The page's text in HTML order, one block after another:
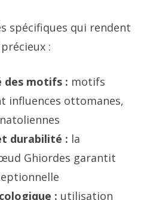
spécifiques qui rendent
:
motifs : motifs
influences ottomanes,
durabilité : la
Ghiordes garantit
: utilisation